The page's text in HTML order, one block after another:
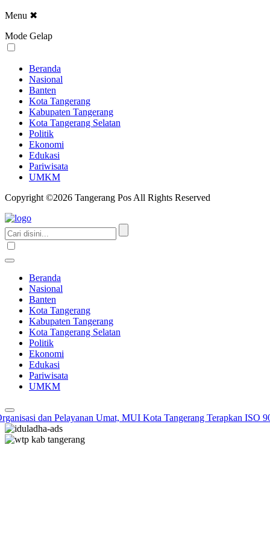
Menu ✖
Mode Gelap
Beranda
Nasional
Banten
Kota Tangerang
Kabupaten Tangerang
Kota Tangerang Selatan
Politik
Ekonomi
Edukasi
Pariwisata
UMKM
Copyright ©2026 Tangerang Pos All Rights Reserved
Beranda
Nasional
Banten
Kota Tangerang
Kabupaten Tangerang
Kota Tangerang Selatan
Politik
Ekonomi
Edukasi
Pariwisata
UMKM
dan Pelayanan Umat, MUI Kota Tangerang Terapkan ISO